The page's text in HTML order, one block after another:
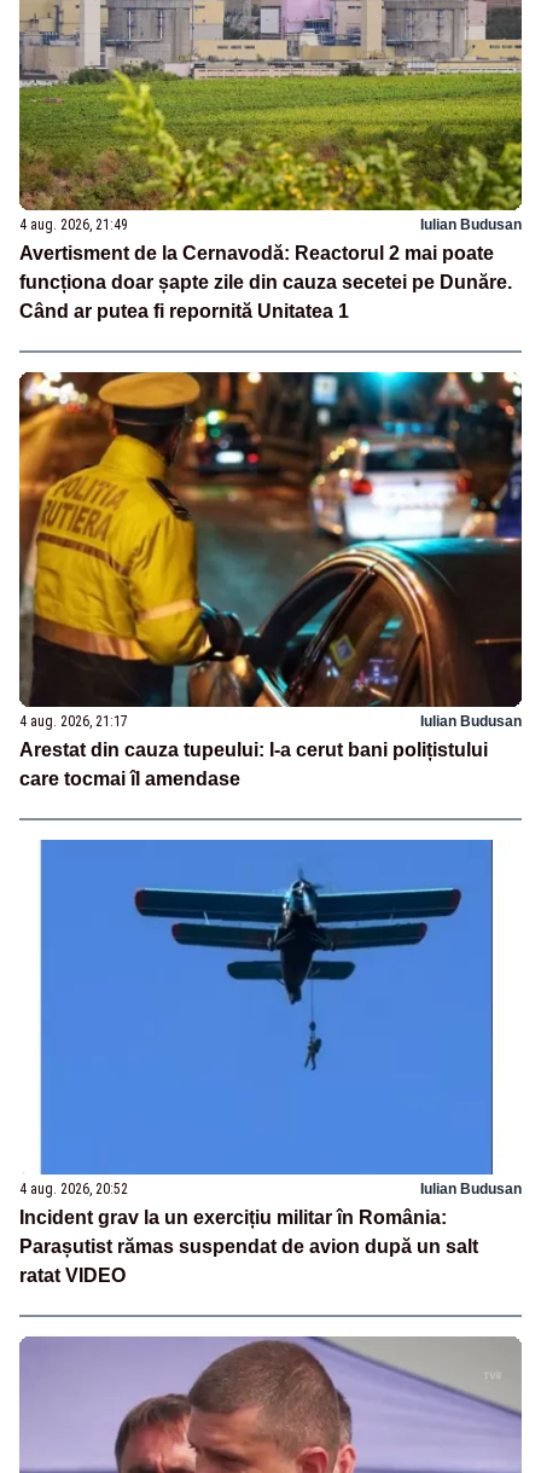
4 aug. 2026, 21:49 Iulian Budusan
Avertisment de la Cernavodă: Reactorul 2 mai poate
funcționa doar șapte zile din cauza secetei pe Dunăre.
Când ar putea fi repornită Unitatea 1
4 aug. 2026, 21:17 Iulian Budusan
Arestat din cauza tupeului: I-a cerut bani polițistului
care tocmai îl amendase
4 aug. 2026, 20:52 Iulian Budusan
Incident grav la un exercițiu militar în România:
Parașutist rămas suspendat de avion după un salt
ratat VIDEO